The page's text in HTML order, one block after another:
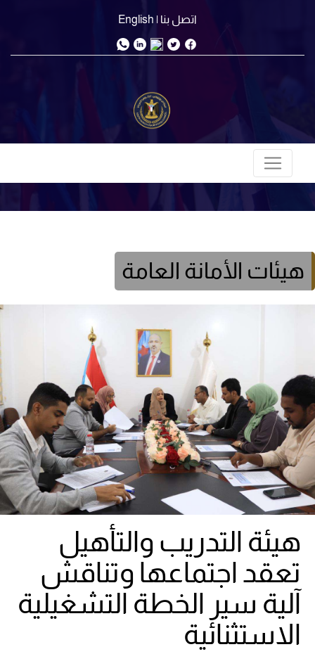
اتصل بنا | English
هيئات الأمانة العامة
هيئة التدريب والتأهيل
تعقد اجتماعها وتناقش
آلية سير الخطة التشغيلية
الاستثنائية